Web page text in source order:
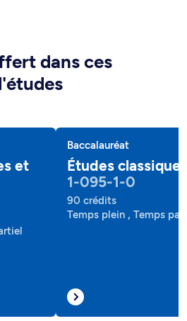
dans ces
et
Baccalauréat
Études classiques
1-095-1-0
90 crédits
Temps plein , Temps